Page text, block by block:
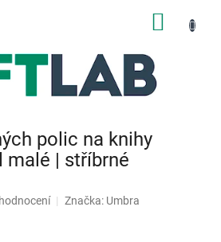
polic na knihy
malé | stříbrné
Značka: Umbra